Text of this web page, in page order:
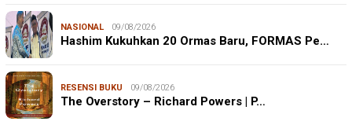
NASIONAL 09/08/2026
Hashim Kukuhkan 20 Ormas Baru, FORMAS Pe…
RESENSI BUKU 09/08/2026
The Overstory – Richard Powers | P…